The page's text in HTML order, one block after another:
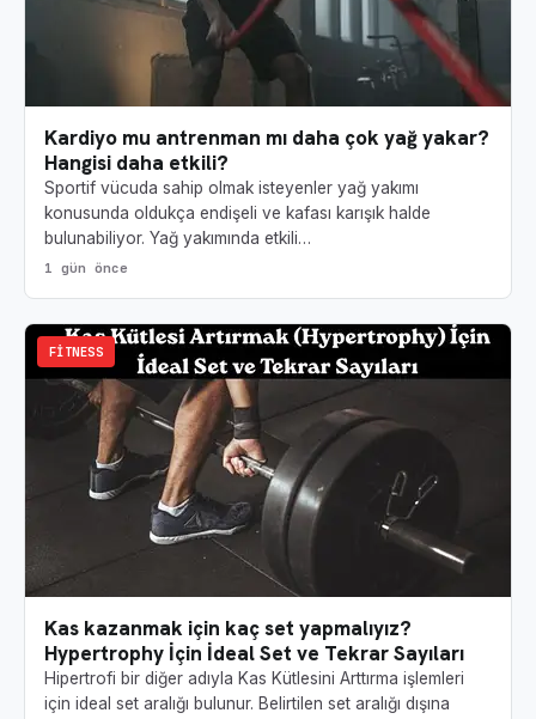
Kardiyo mu antrenman mı daha çok yağ yakar?
Hangisi daha etkili?
Sportif vücuda sahip olmak isteyenler yağ yakımı
konusunda oldukça endişeli ve kafası karışık halde
bulunabiliyor. Yağ yakımında etkili…
1 gün önce
FITNESS
Kas kazanmak için kaç set yapmalıyız?
Hypertrophy İçin İdeal Set ve Tekrar Sayıları
Hipertrofi bir diğer adıyla Kas Kütlesini Arttırma işlemleri
için ideal set aralığı bulunur. Belirtilen set aralığı dışına